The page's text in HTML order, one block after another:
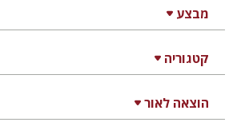
מבצע
קטגוריה
הוצאה לאור